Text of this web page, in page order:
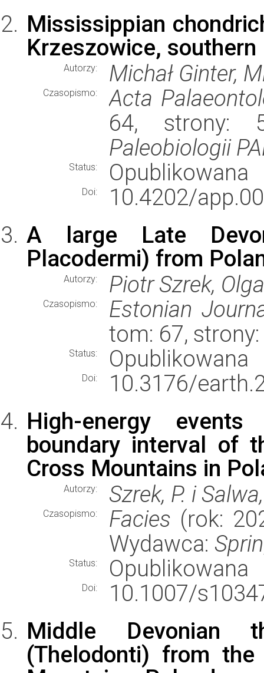
Mississippian
Krzeszowice, southern
Autorzy: Michał Ginter,
Czasopismo:
Acta
64, strony:
Paleobiologii
Status: Opublikowana
Doi:
10.4202/
A large Late
Placodermi) from
Autorzy: Piotr Szrek,
Czasopismo:
Estonian
tom: 67,
Status: Opublikowana
Doi:
10.3176/
High-energy
boundary interval of
Cross Mountains in
Autorzy: Szrek, P. i
Czasopismo: Facies (rok:
Wydawca:
Status: Opublikowana
Doi:
10.1007/
Middle Devonian
(Thelodonti) from the